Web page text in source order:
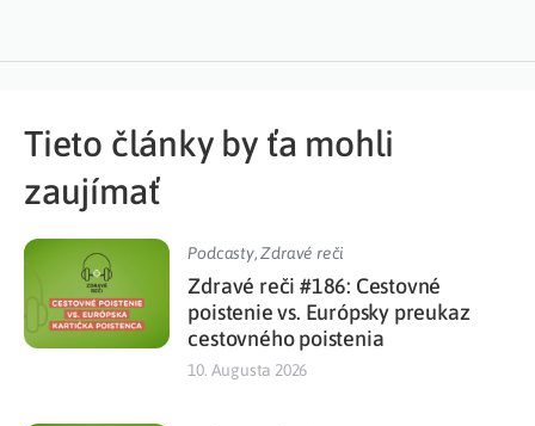
Tieto články by ťa mohli
zaujímať
Podcasty,Zdravé reči
Zdravé reči #186: Cestovné
poistenie vs. Európsky preukaz
cestovného poistenia
10. Augusta 2026